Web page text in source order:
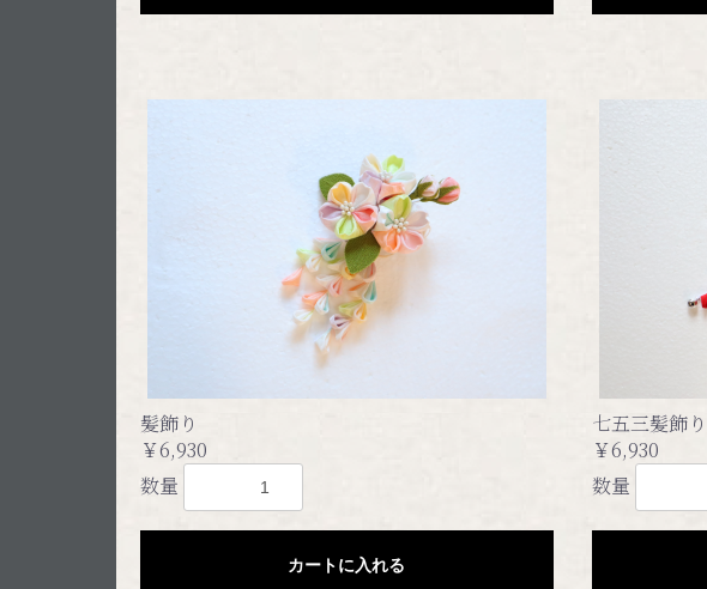
髪飾り
￥6,930
数量
カートに入れる
七五三髪飾り
￥6,930
数量